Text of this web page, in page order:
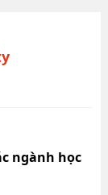
ngành học